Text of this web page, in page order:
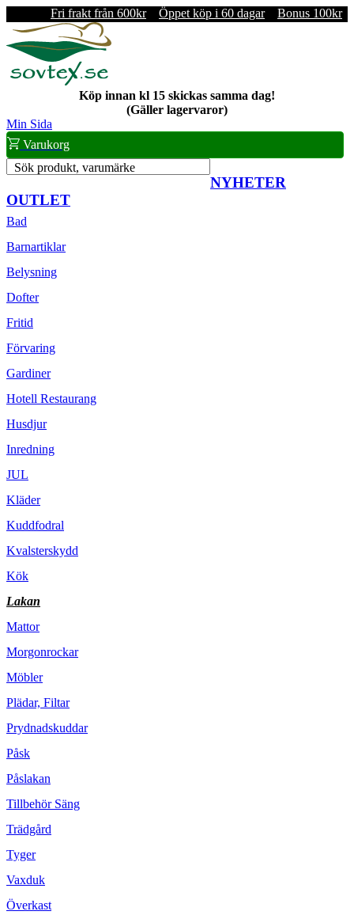
Fri frakt från 600kr Öppet köp i 60 dagar Bonus 100kr
Köp innan kl 15 skickas samma dag!
(Gäller lagervaror)
Min Sida
Varukorg
Sök produkt, varumärke
NYHETER
OUTLET
Bad
Barnartiklar
Belysning
Dofter
Fritid
Förvaring
Gardiner
Hotell Restaurang
Husdjur
Inredning
JUL
Kläder
Kuddfodral
Kvalsterskydd
Kök
Lakan
Mattor
Morgonrockar
Möbler
Plädar, Filtar
Prydnadskuddar
Påsk
Påslakan
Tillbehör Säng
Trädgård
Tyger
Vaxduk
Överkast